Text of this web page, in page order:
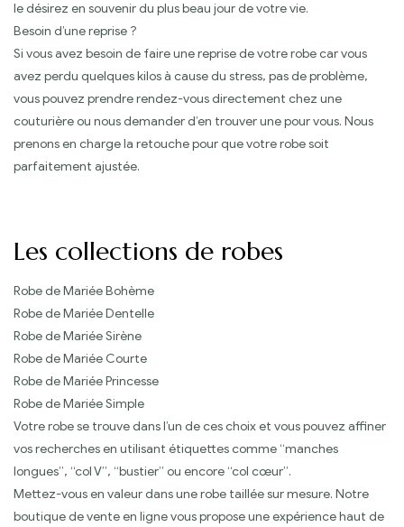
le désirez en souvenir du plus beau jour de votre vie.
Besoin d’une reprise ?
Si vous avez besoin de faire une reprise de votre robe car vous
avez perdu quelques kilos à cause du stress, pas de problème,
vous pouvez prendre rendez-vous directement chez une
couturière ou nous demander d’en trouver une pour vous. Nous
prenons en charge la retouche pour que votre robe soit
parfaitement ajustée.
Les collections de robes
Robe de Mariée Bohème
Robe de Mariée Dentelle
Robe de Mariée Sirène
Robe de Mariée Courte
Robe de Mariée Princesse
Robe de Mariée Simple
Votre robe se trouve dans l’un de ces choix et vous pouvez affiner
vos recherches en utilisant étiquettes comme “manches
longues”, “col V”, “bustier” ou encore “col cœur”.
Mettez-vous en valeur dans une robe taillée sur mesure. Notre
boutique de vente en ligne vous propose une expérience haut de